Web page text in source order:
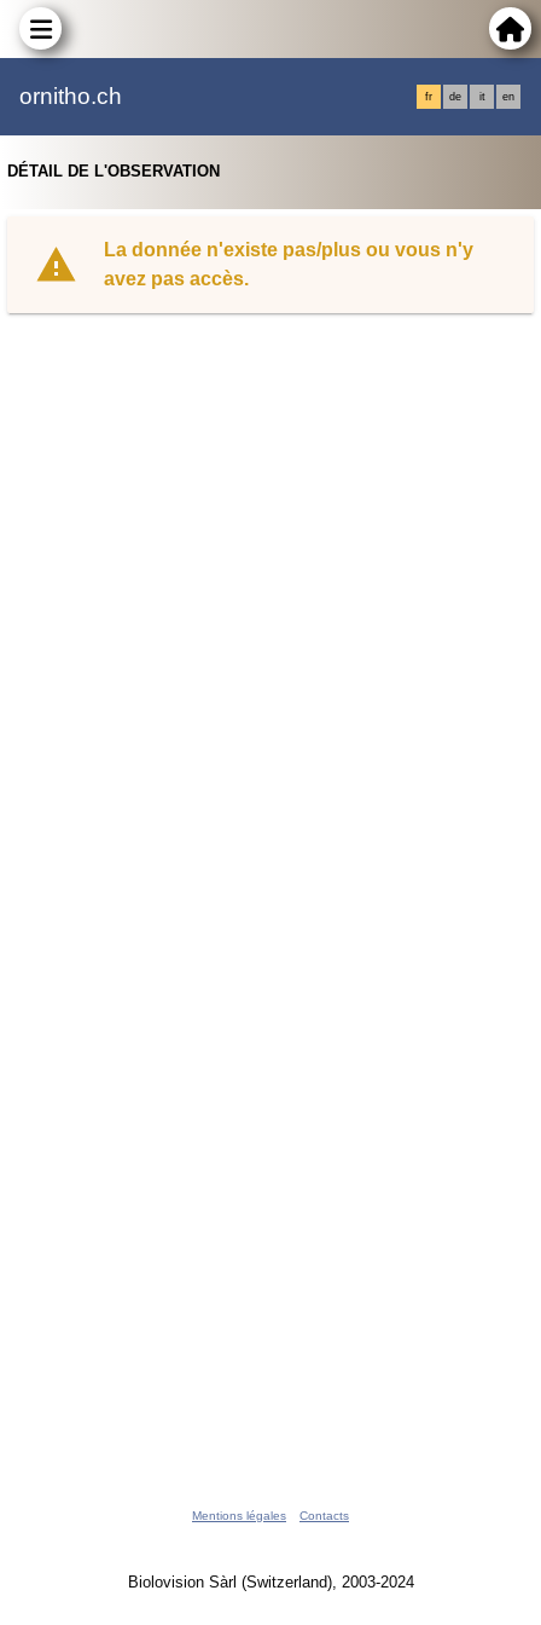
ornitho.ch fr de it en
DÉTAIL DE L'OBSERVATION
La donnée n'existe pas/plus ou vous n'y
avez pas accès.
Mentions légales Contacts
Biolovision Sàrl (Switzerland), 2003-2024